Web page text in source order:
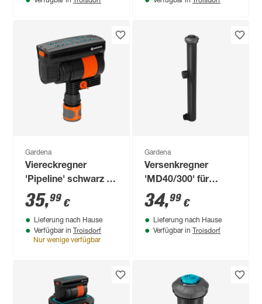
Gardena
Viereckregner
'Pipeline' schwarz 9-
216 m²
35,99 €
Lieferung nach Hause
Verfügbar in Troisdorf
Nur wenige verfügbar
Gardena
Versenkregner
'MD40/300' für
Sprinklersystem
34,99 €
Lieferung nach Hause
Verfügbar in Troisdorf